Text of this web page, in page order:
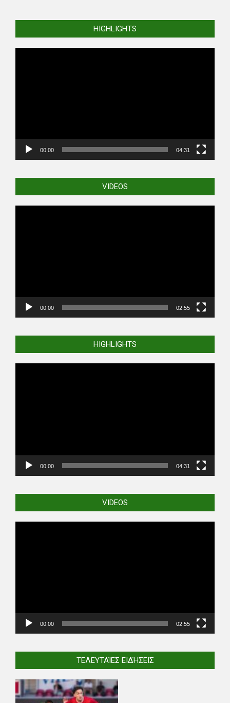
HIGHLIGHTS
00:00 04:31
VIDEOS
00:00 02:55
HIGHLIGHTS
00:00 04:31
VIDEOS
00:00 02:55
ΤΕΛΕΥΤΑΊΕΣ ΕΙΔΉΣΕΙΣ